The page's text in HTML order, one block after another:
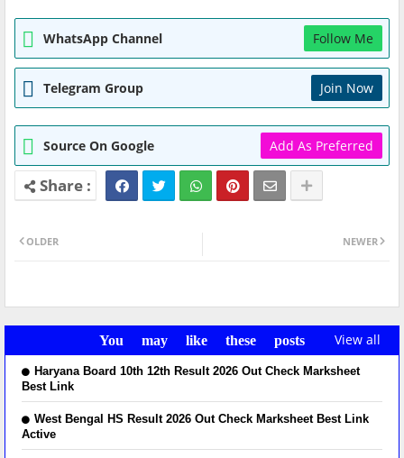
WhatsApp Channel Follow Me
Telegram Group Join Now
Source On Google Add As Preferred
NEWER
OLDER
You may like these posts View all
Haryana Board 10th 12th Result 2026 Out Check Marksheet
Best Link
West Bengal HS Result 2026 Out Check Marksheet Best Link
Active